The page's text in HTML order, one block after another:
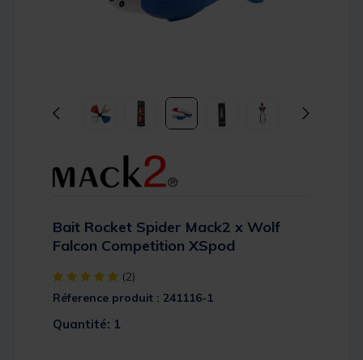
Bait Rocket Spider Mack2 x Wolf
Falcon Competition XSpod
[object Object] out of 5 Customer Rating
(2)
Réference produit : 241116-1
Quantité: 1